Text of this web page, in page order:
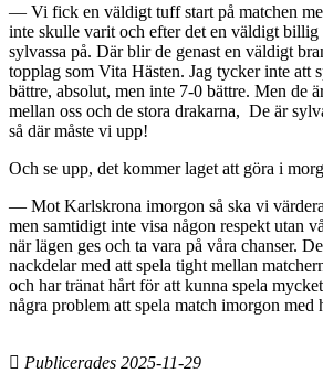
— Vi fick en väldigt tuff start på matchen
inte skulle varit och efter det en väldigt billig
sylvassa på. Där blir de genast en väldigt
topplag som Vita Hästen. Jag tycker inte att
bättre, absolut, men inte 7-0 bättre. Men de
mellan oss och de stora drakarna, De är
så där måste vi upp!
Och se upp, det kommer laget att göra i
— Mot Karlskrona imorgon så ska vi
men samtidigt inte visa någon respekt utan
när lägen ges och ta vara på våra chanser.
nackdelar med att spela tight mellan
och har tränat hårt för att kunna spela
några problem att spela match imorgon med
Publicerades 2025-11-29